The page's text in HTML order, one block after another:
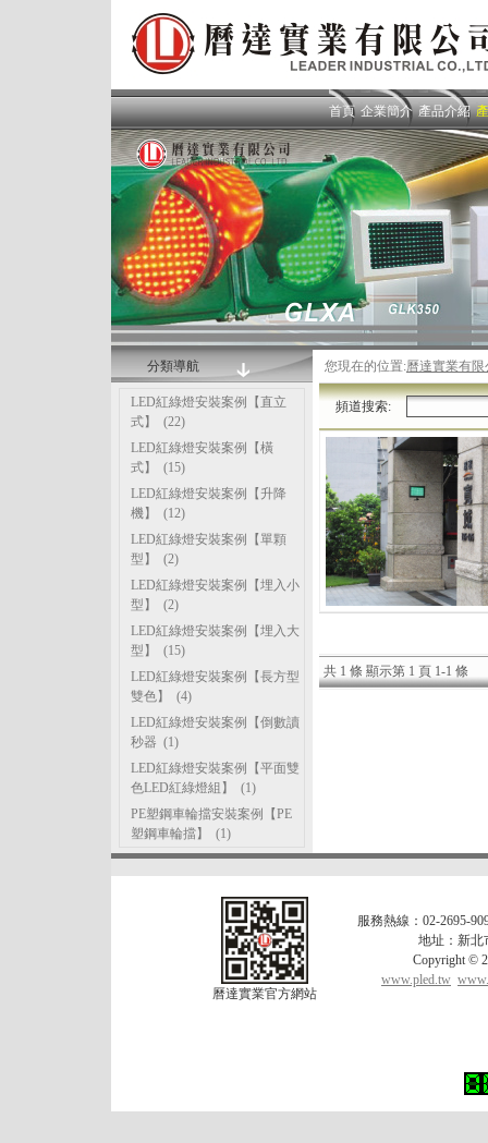
首頁 企業簡介 產品介紹
分類導航
LED紅綠燈安裝案例【直立
式】
(22)
LED紅綠燈安裝案例【橫
式】
(15)
LED紅綠燈安裝案例【升降
機】
(12)
LED紅綠燈安裝案例【單顆
型】
(2)
LED紅綠燈安裝案例【埋入小
型】
(2)
LED紅綠燈安裝案例【埋入大
型】
(15)
LED紅綠燈安裝案例【長方型
雙色】
(4)
LED紅綠燈安裝案例【倒數讀
秒器 (1)
LED紅綠燈安裝案例【平面雙
色LED紅綠燈組】
(1)
PE塑鋼車輪擋安裝案例【PE
塑鋼車輪擋】
(1)
您現在的位置:曆達實業有限
頻道搜索:
共 1 條 顯示第 1 頁 1-1 條
曆達實業官方網站
服務熱線：02-2695-
地址：新北
Copyright ©
www.pled.tw